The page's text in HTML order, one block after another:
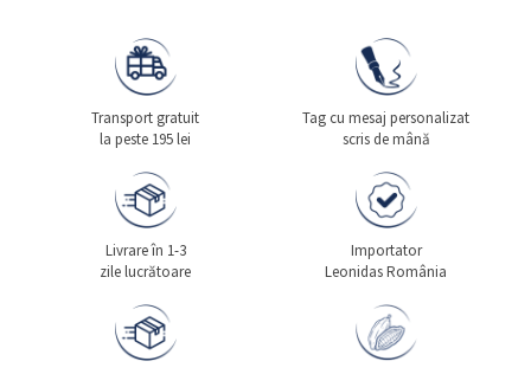
Transport gratuit
la peste 195 lei
Tag cu mesaj personalizat
scris de mână
Livrare în 1-3
zile lucrătoare
Importator
Leonidas România